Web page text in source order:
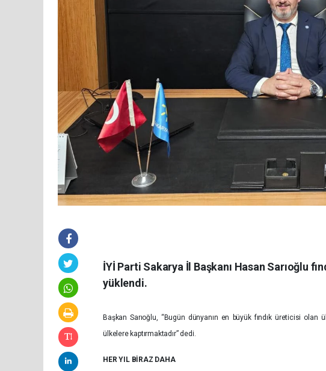
İYİ Parti Sakarya İl Başkanı Hasan Sarıoğlu
yüklendi.
Başkan Sarıoğlu, “Bugün dünyanın en büyük fındık üreticisi
ülkelere kaptırmaktadır” dedi.
HER YIL BİRAZ DAHA